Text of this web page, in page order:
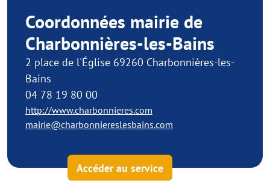
Coordonnées mairie de
Charbonnières-les-Bains
2 place de l'Église 69260 Charbonnières-les-
Bains
04 78 19 80 00
http://www.charbonnieres.com
mairie@charbonniereslesbains.com
Accéder au service